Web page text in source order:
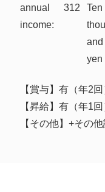
annual
income:
312
Ten
and
yen
【賞与】有（年2回
【昇給】有（年1回
【その他】+その